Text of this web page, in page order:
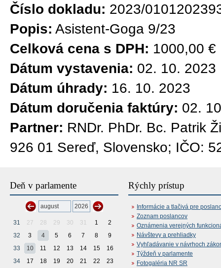
Číslo dokladu: 2023/
Popis: Asistent-Goga 9/23
Celková cena s DPH: 1000,00 €
Dátum vystavenia: 02. 10. 2023
Dátum úhrady: 16. 10. 2023
Dátum doručenia faktúry: 02.
Partner: RNDr. PhDr. Bc. Patrik
926 01 Sereď, Slovensko; IČO:
Deň v parlamente
31 27 28 29 30 31 1
2
32
3 4 5 6 7 8
9
33
10 11 12 13 14 15
16
34
17 18 19 20 21 22
23
Rýchly prístup
Informácie a tlačivá pre
Zoznam poslancov
Oznámenia verejných
Návštevy a prehliadky
Vyhľadávanie v návrhoch
Týždeň v parlamente
Fotogaléria NR SR